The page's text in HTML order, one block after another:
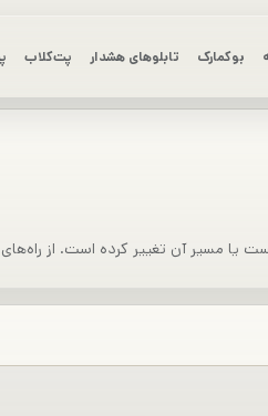
بوکمارک تابلوهای هشدار پت‌کلاب
یا مسیر آن تغییر کرده است. از